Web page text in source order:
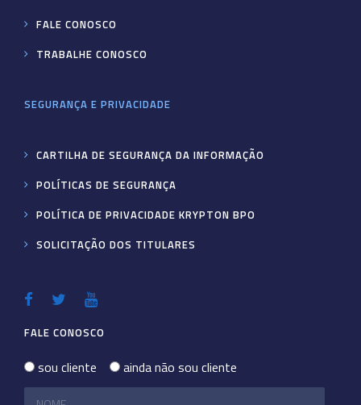
FALE CONOSCO
TRABALHE CONOSCO
SEGURANÇA E PRIVACIDADE
CARTILHA DE SEGURANÇA DA INFORMAÇÃO
POLÍTICAS DE SEGURANÇA
POLÍTICA DE PRIVACIDADE KRYPTON BPO
SOLICITAÇÃO DOS TITULARES
FALE CONOSCO
sou cliente ainda não sou cliente